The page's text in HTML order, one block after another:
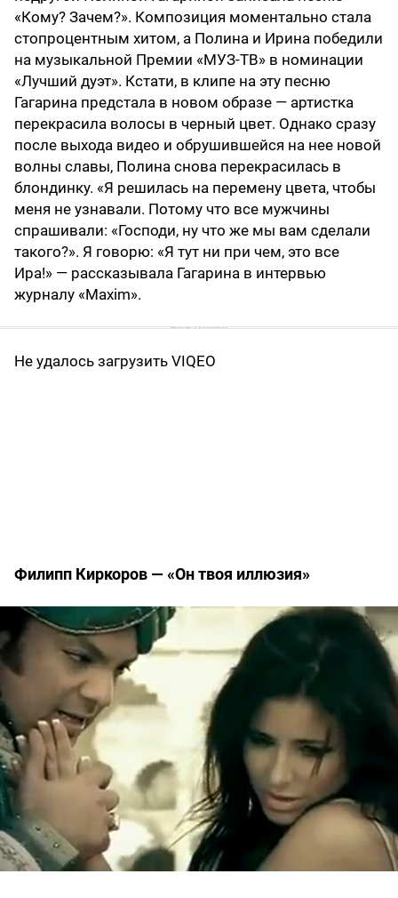
«Кому? Зачем?». Композиция моментально стала
стопроцентным хитом, а Полина и Ирина победили
на музыкальной Премии «МУЗ-ТВ» в номинации
«Лучший дуэт». Кстати, в клипе на эту песню
Гагарина предстала в новом образе — артистка
перекрасила волосы в черный цвет. Однако сразу
после выхода видео и обрушившейся на нее новой
волны славы, Полина снова перекрасилась в
блондинку. «Я решилась на перемену цвета, чтобы
меня не узнавали. Потому что все мужчины
спрашивали: «Господи, ну что же мы вам сделали
такого?». Я говорю: «Я тут ни при чем, это все
Ира!» — рассказывала Гагарина в интервью
журналу «Maxim».
Не удалось загрузить VIQEO
Филипп Киркоров — «Он твоя иллюзия»